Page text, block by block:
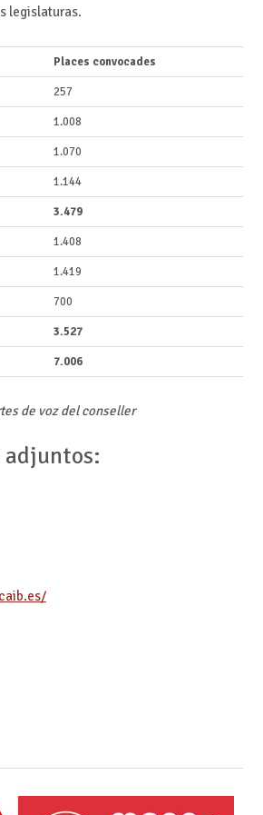
legislaturas.
Places convocades
257
1.008
1.070
1.144
3.479
1.408
1.419
700
3.527
7.006
de voz del conseller
adjuntos: